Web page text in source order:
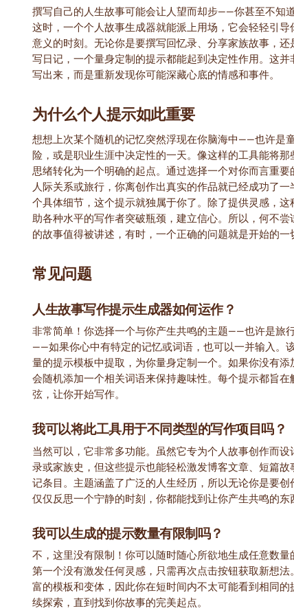
撰写自己的人生故事可能会让人望而却步——你甚至不知道
这时，一个个人故事生成器就能派上用场，它会轻轻引导
意义的时刻。无论你是要撰写回忆录、分享家族故事，还
写日记，一个量身定制的提示都能起到决定性作用。这并
写出来，而是重新发现你可能深藏心底的情感和事件。
为什么个人提示如此重要
想想上次某个随机的记忆突然浮现在你脑海中——也许是
险，或是职业生涯中决定性的一天。像这样的工具能将那
思绪转化为一个明确的起点。通过选择一个对你而言重要
人际关系或旅行，你离创作出真实的作品就已经成功了一
个具体细节，这个提示就独属于你了。除了提供灵感，这
助各种水平的写作者突破瓶颈，建立信心。所以，何不尝
的故事值得被讲述，有时，一个正确的问题就是开始的一
常见问题
人生故事写作提示生成器如何运作？
非常简单！你选择一个与你产生共鸣的主题——也许是旅
——如果你心中有特定的记忆或词语，也可以一并输入。
量的提示模板中提取，为你量身定制一个。如果你没有添
会随机添加一个相关词语来保持趣味性。每个提示都旨在
弦，让你开始写作。
我可以将此工具用于不同类型的写作项目吗？
当然可以，它非常多功能。虽然它专为个人故事创作而设
录或家族史，但这些提示也能轻松激发博客文章、短篇故
记条目。主题涵盖了广泛的人生经历，所以无论你是要创
仅仅反思一个宁静的时刻，你都能找到让你产生共鸣的东
我可以生成的提示数量有限制吗？
不，这里没有限制！你可以随时随心所欲地生成任意数量
第一个没有激发任何灵感，只需再次点击按钮获取新想法
富的模板和变体，因此你在短时间内不太可能看到相同的
续探索，直到找到你故事的完美起点。